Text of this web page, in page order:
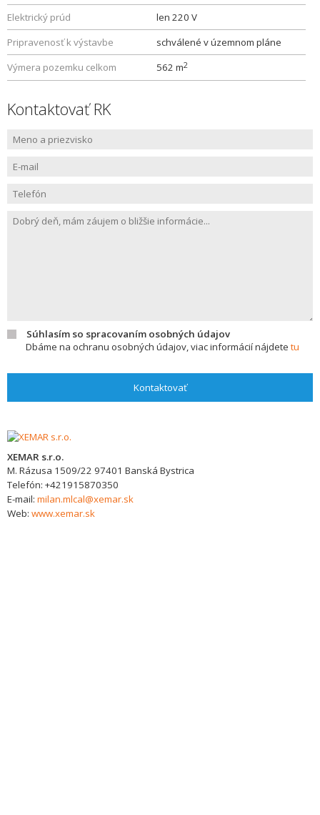
Elektrický prúd
len 220 V
Pripravenosť k výstavbe
schválené v územnom pláne
Výmera pozemku celkom
562 m2
Kontaktovať RK
Súhlasím so spracovaním osobných údajov
Dbáme na ochranu osobných údajov, viac informácií nájdete tu
Kontaktovať
XEMAR s.r.o.
M. Rázusa 1509/22 97401 Banská Bystrica
Telefón: +421915870350
E-mail: milan.mlcal@xemar.sk
Web: www.xemar.sk